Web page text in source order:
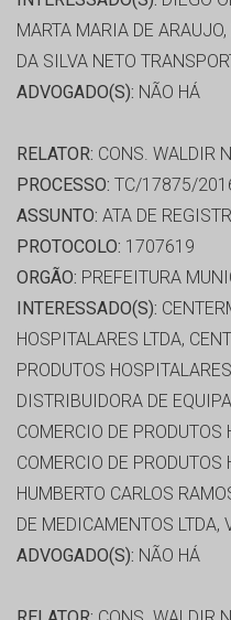
MARTA MARIA DE
DA SILVA NETO
ADVOGADO(S): NÃO HÁ
RELATOR: CONS. WALDIR
PROCESSO: TC/17875/
ASSUNTO: ATA DE
PROTOCOLO: 1707619
ORGÃO: PREFEITURA
INTERESSADO(S):
HOSPITALARES LTDA,
PRODUTOS
DISTRIBUIDORA DE
COMERCIO DE
COMERCIO DE PRODUTOS
HUMBERTO CARLOS
DE MEDICAMENTOS LTDA,
ADVOGADO(S): NÃO HÁ